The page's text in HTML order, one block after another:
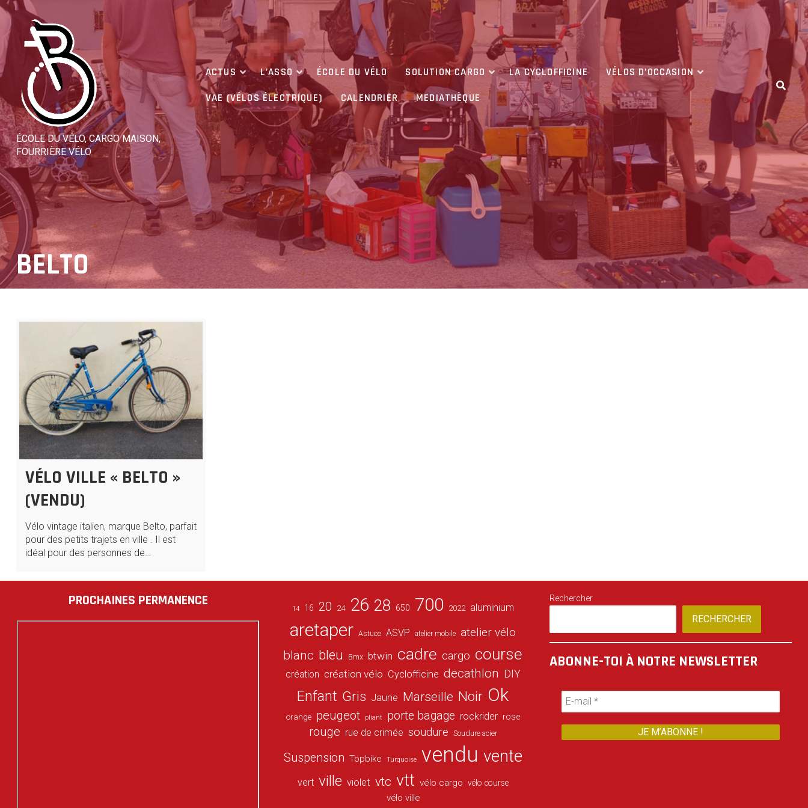
Skip
content
ÉCOLE DU VÉLO, CARGO MAISON,
FOURRIÈRE VÉLO
ACTUS L’ASSO ÉCOLE DU VÉLO SOLUTION CARGO LA CYCLOFFICINE
VÉLOS D’OCCASION
VAE (VÉLOS ÉLECTRIQUE)
CALENDRIER MEDIATHÈQUE
BELTO
VÉLO VILLE « BELTO »
(VENDU)
Vélo vintage italien, marque Belto, parfait
pour des petits trajets en ville . Il est
idéal pour des personnes de…
PROCHAINES PERMANENCE 14 16 20 24 26 28 650 700 2022 aluminium
aretaper Astuce ASVP atelier mobile atelier vélo
blanc bleu Bmx btwin cadre cargo course
création création vélo Cyclofficine decathlon DIY
Enfant Gris Jaune Marseille Noir Ok
orange peugeot pliant porte bagage rockrider rose
rouge rue de crimée soudure Soudure acier
Suspension Topbike Turquoise vendu vente
vert ville violet vtc vtt vélo cargo vélo course
vélo ville
Rechercher
RECHERCHER
ABONNE-TOI À NOTRE NEWSLETTER